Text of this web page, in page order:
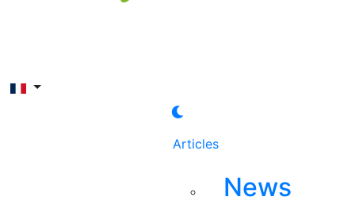
Articles
News